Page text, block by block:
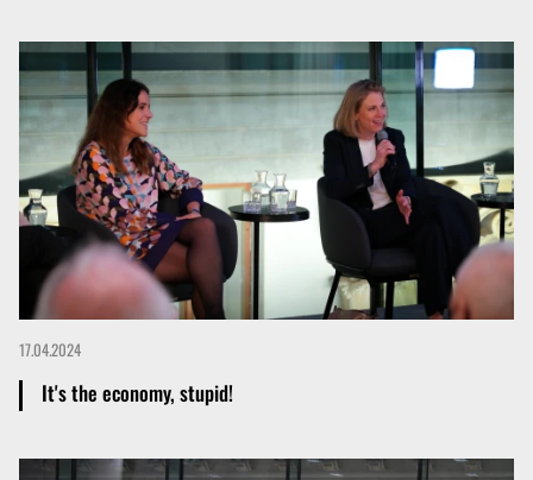
17.04.2024
It's the economy, stupid!